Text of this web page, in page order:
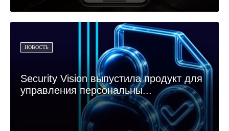
НОВОСТЬ
Security Vision выпустила продукт для
управления персональны...